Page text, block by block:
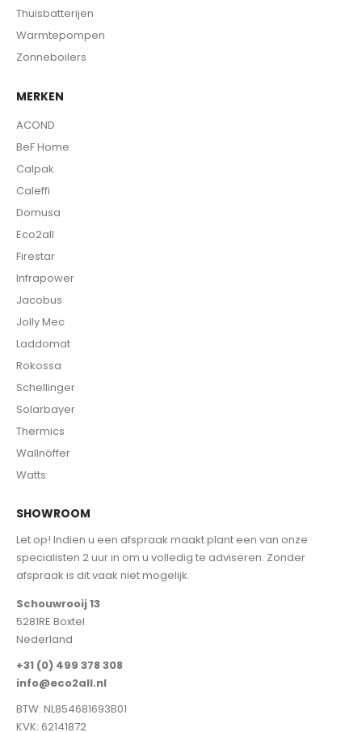
Thuisbatterijen
Warmtepompen
Zonneboilers
MERKEN
ACOND
BeF Home
Calpak
Caleffi
Domusa
Eco2all
Firestar
Infrapower
Jacobus
Jolly Mec
Laddomat
Rokossa
Schellinger
Solarbayer
Thermics
Wallnöffer
Watts
SHOWROOM
Let op! Indien u een afspraak maakt plant een van onze
specialisten 2 uur in om u volledig te adviseren. Zonder
afspraak is dit vaak niet mogelijk.
Schouwrooij 13
5281RE Boxtel
Nederland
+31 (0) 499 378 308
info@eco2all.nl
BTW: NL854681693B01
KVK: 62141872